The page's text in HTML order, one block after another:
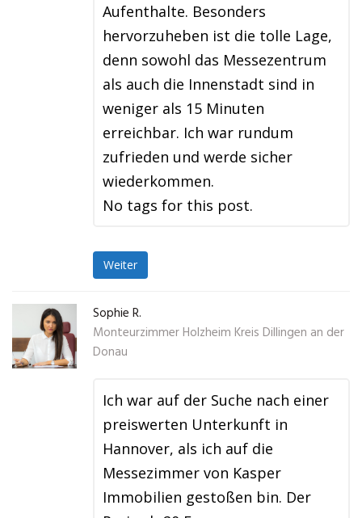
Aufenthalte. Besonders
hervorzuheben ist die tolle Lage,
denn sowohl das Messezentrum
als auch die Innenstadt sind in
weniger als 15 Minuten
erreichbar. Ich war rundum
zufrieden und werde sicher
wiederkommen.
No tags for this post.
Weiter
Sophie R.
Monteurzimmer Holzheim Kreis Dillingen an der
Donau
Ich war auf der Suche nach einer
preiswerten Unterkunft in
Hannover, als ich auf die
Messezimmer von Kasper
Immobilien gestoßen bin. Der